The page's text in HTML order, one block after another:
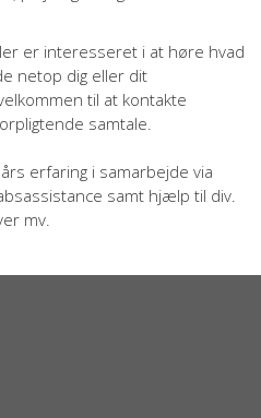
er interesseret i at høre hvad
netop dig eller dit
til at kontakte
samtale.
erfaring i samarbejde via
samt hjælp til div.
mv.